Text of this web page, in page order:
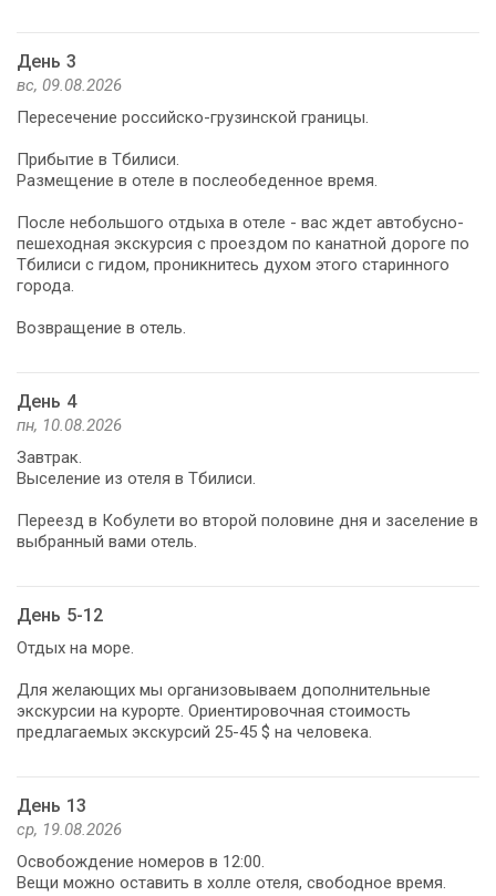
День 3
вс, 09.08.2026
Пересечение российско-грузинской границы.
Прибытие в Тбилиси.
Размещение в отеле в послеобеденное время.
После небольшого отдыха в отеле - вас ждет автобусно-
пешеходная экскурсия с проездом по канатной дороге по
Тбилиси с гидом, проникнитесь духом этого старинного
города.
Возвращение в отель.
День 4
пн, 10.08.2026
Завтрак.
Выселение из отеля в Тбилиси.
Переезд в Кобулети во второй половине дня и заселение в
выбранный вами отель.
День 5-12
Отдых на море.
Для желающих мы организовываем дополнительные
экскурсии на курорте. Ориентировочная стоимость
предлагаемых экскурсий 25-45 $ на человека.
День 13
ср, 19.08.2026
Освобождение номеров в 12:00.
Вещи можно оставить в холле отеля, свободное время.